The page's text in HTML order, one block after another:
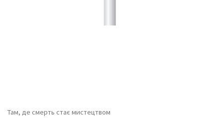
Там, де смерть стає мистецтвом